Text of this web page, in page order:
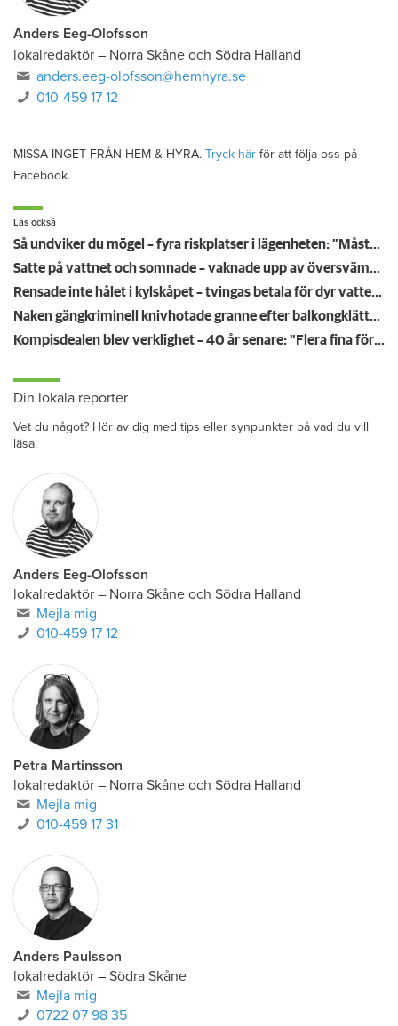
Anders Eeg-Olofsson
lokalredaktör – Norra Skåne och Södra Halland
anders.eeg-olofsson@hemhyra.se
010-459 17 12
MISSA INGET FRÅN HEM & HYRA. Tryck här för att följa oss på
Facebook.
Läs också
Så undviker du mögel – fyra riskplatser i lägenheten: ”Måste städa bort”
Satte på vattnet och somnade – vaknade upp av översvämning hos grannen
Rensade inte hålet i kylskåpet – tvingas betala för dyr vattenskada
Naken gängkriminell knivhotade granne efter balkongklättring
Kompisdealen blev verklighet – 40 år senare: "Flera fina fördelar med att dela bostad"
Din lokala reporter
Vet du något? Hör av dig med tips eller synpunkter på vad du vill
läsa.
Anders Eeg-Olofsson
lokalredaktör – Norra Skåne och Södra Halland
Mejla mig
010-459 17 12
Petra Martinsson
lokalredaktör – Norra Skåne och Södra Halland
Mejla mig
010-459 17 31
Anders Paulsson
lokalredaktör – Södra Skåne
Mejla mig
0722 07 98 35